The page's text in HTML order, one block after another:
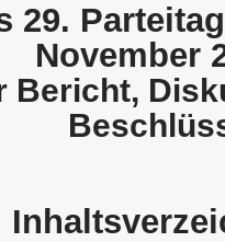
29.
November
Bericht,